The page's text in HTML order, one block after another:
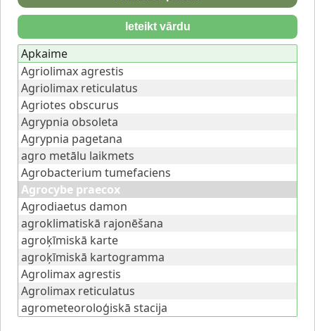
Ieteikt vārdu
Apkaime
Agriolimax agrestis
Agriolimax reticulatus
Agriotes obscurus
Agrypnia obsoleta
Agrypnia pagetana
agro metālu laikmets
Agrobacterium tumefaciens
Agrocybe praecox
Agrodiaetus damon
agroklimatiskā rajonēšana
agroķīmiskā karte
agroķīmiskā kartogramma
Agrolimax agrestis
Agrolimax reticulatus
agrometeoroloģiskā stacija